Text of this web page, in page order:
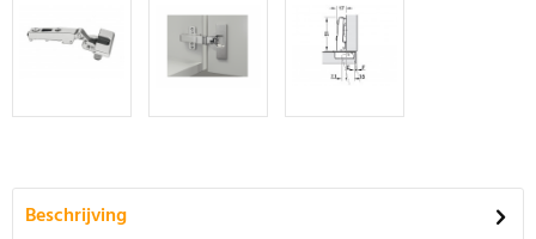
Beschrijving